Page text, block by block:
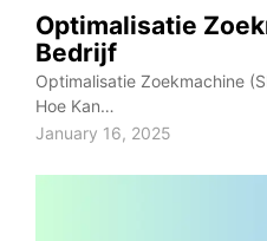
Optimalisatie
Bedrijf
Optimalisatie Zoekmachine
Hoe Kan…
January 16, 2025